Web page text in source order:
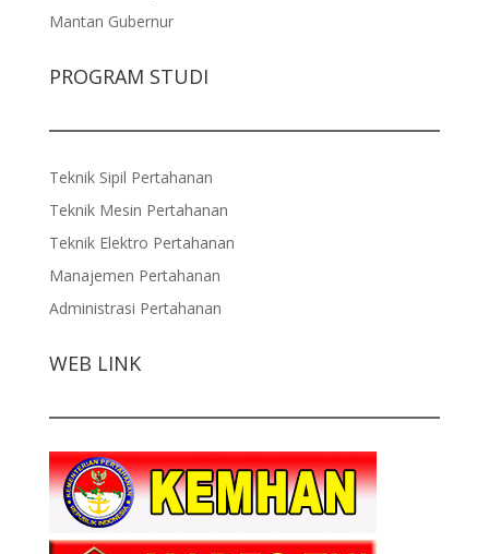
Mantan Gubernur
PROGRAM STUDI
Teknik Sipil Pertahanan
Teknik Mesin Pertahanan
Teknik Elektro Pertahanan
Manajemen Pertahanan
Administrasi Pertahanan
WEB LINK